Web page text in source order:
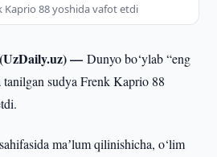
Kaprio 88 yoshida vafot etdi
(UzDaily.uz) —Dunyo bo‘ylab “eng
sudya Frenk Kaprio 88
maʼlum qilinishicha, o‘lim